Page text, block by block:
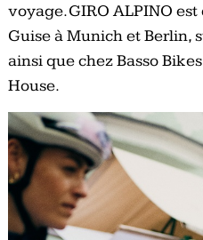
voyage. GIRO ALPINO
Guise à Munich et Berlin,
ainsi que chez Basso
House.